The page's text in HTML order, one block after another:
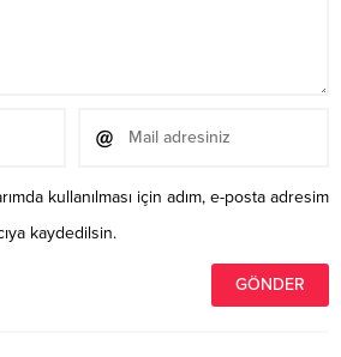
kullanılması için adım, e-posta adresim
kaydedilsin.